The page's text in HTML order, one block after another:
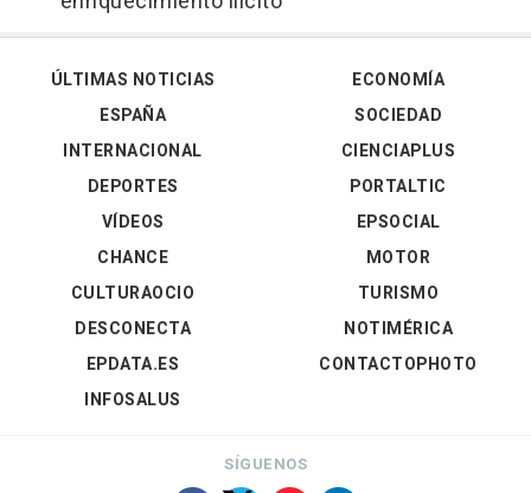
ÚLTIMAS NOTICIAS
ESPAÑA
INTERNACIONAL
DEPORTES
VÍDEOS
ECONOMÍA
SOCIEDAD
CIENCIAPLUS
PORTALTIC
EPSOCIAL
CHANCE
CULTURAOCIO
DESCONECTA
EPDATA.ES
INFOSALUS
MOTOR
TURISMO
NOTIMÉRICA
CONTACTOPHOTO
SÍGUENOS